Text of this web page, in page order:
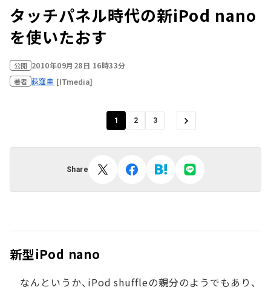
タッチパネル時代の新iPod nano
を使いたおす
公開 2010年09月28日 16時33分
著者 荻窪圭 [ITmedia]
1 2 3
Share
新型iPod nano
なんというか、iPod shuffleの親分のようでもあり、